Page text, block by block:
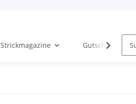
Strickmagazine Gutscheine